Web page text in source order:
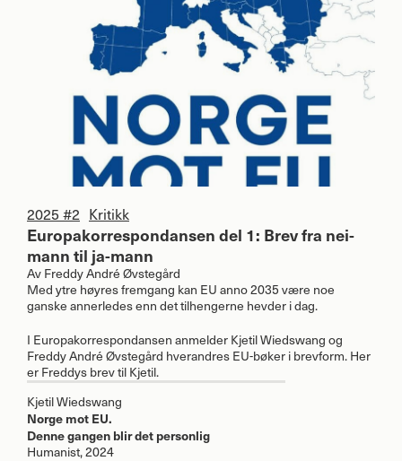
2025 #2 Kritikk
Europakorrespondansen del 1: Brev fra nei-
mann til ja-mann
Av Freddy André Øvstegård
Med ytre høyres fremgang kan EU anno 2035 være noe
ganske annerledes enn det tilhengerne hevder i dag.
I Europakorrespondansen anmelder Kjetil Wiedswang og
Freddy André Øvstegård hverandres EU-bøker i brevform. Her
er Freddys brev til Kjetil.
Kjetil Wiedswang
Norge mot EU.
Denne gangen blir det personlig
Humanist, 2024